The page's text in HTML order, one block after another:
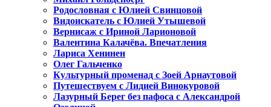
Родословная с Юлией Свинцовой
Видоискатель с Юлией Утышевой
Вернисаж с Ириной Ларионовой
Валентина Калачёва. Впечатления
Лариса Хенинен
Олег Гальченко
Культурный променад с Зоей Арнаутовой
Путешествуем с Лидией Винокуровой
Лазурный Берег без пафоса с Александрой